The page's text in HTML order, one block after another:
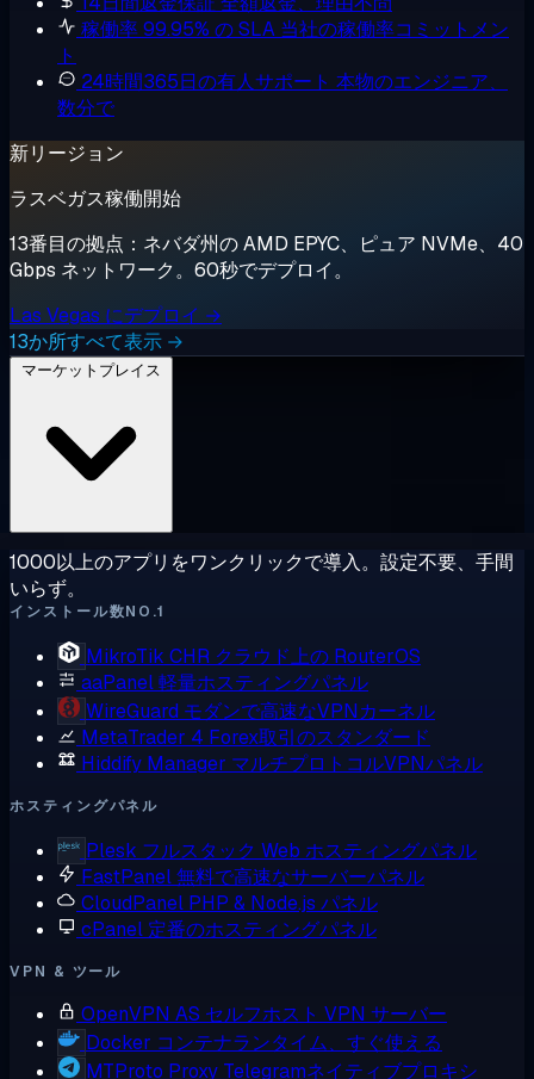
稼働率 99.95% の SLA 当社の稼働率コミットメン
ト
24時間365日の有人サポート 本物のエンジニア、
数分で
新リージョン
ラスベガス稼働開始
13番目の拠点：ネバダ州の AMD EPYC、ピュア NVMe、40
Gbps ネットワーク。60秒でデプロイ。
Las Vegas にデプロイ →
13か所すべて表示 →
1000以上のアプリをワンクリックで導入。設定不要、手間
いらず。
インストール数NO.1
MikroTik CHR クラウド上の RouterOS
aaPanel軽量ホスティングパネル
WireGuard モダンで高速なVPNカーネル
MetaTrader 4 Forex取引のスタンダード
Hiddify Manager マルチプロトコルVPNパネル
ホスティングパネル
Plesk フルスタック Web ホスティングパネル
FastPanel無料で高速なサーバーパネル
CloudPanel PHP & Node.js パネル
cPanel 定番のホスティングパネル
VPN & ツール
OpenVPN AS セルフホスト VPN サーバー
Docker コンテナランタイム、すぐ使える
MTProto Proxy Telegramネイティブプロキシ